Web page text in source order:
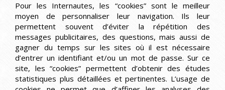
Pour les Internautes, les “cookies” sont le meilleur
moyen de personnaliser leur navigation. Ils leur
permettent souvent d’éviter la répétition des
messages publicitaires, des questions, mais aussi de
gagner du temps sur les sites où il est nécessaire
d’entrer un identifiant et/ou un mot de passe. Sur ce
site, les “cookies” permettent d’obtenir des études
statistiques plus détaillées et pertinentes. L’usage de